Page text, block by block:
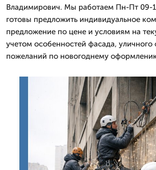
Владимирович. Мы работаем Пн-Пт 09-
готовы предложить индивидуальное
предложение по цене и условиям на
учетом особенностей фасада, уличного
пожеланий по новогоднему